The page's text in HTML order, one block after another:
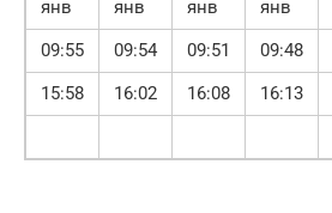
янв
янв
янв
янв
09:55
09:54 09:51 09:48
15:58
16:02 16:08 16:13